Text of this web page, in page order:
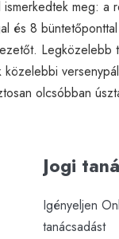
ismerkedtek meg:
és 8
Legközelebb
közelebbi
olcsóbban
Jogi
Igényeljen
tanácsadást